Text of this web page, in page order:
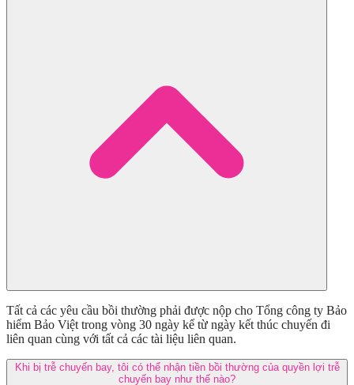
Tất cả các yêu cầu bồi thường phải được nộp cho Tổng công ty Bảo
hiểm Bảo Việt trong vòng 30 ngày kể từ ngày kết thúc chuyến đi
liên quan cùng với tất cả các tài liệu liên quan.
Khi bị trễ chuyến bay, tôi có thể nhận tiền bồi thường của quyền lợi trễ
chuyến bay như thế nào?